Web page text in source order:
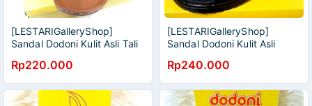
[LESTARIGalleryShop]
Sandal Dodoni Kulit Asli Tali
BARU
Rp220.000
[LESTARIGalleryShop]
Sandal Dodoni Kulit Asli
Rp240.000